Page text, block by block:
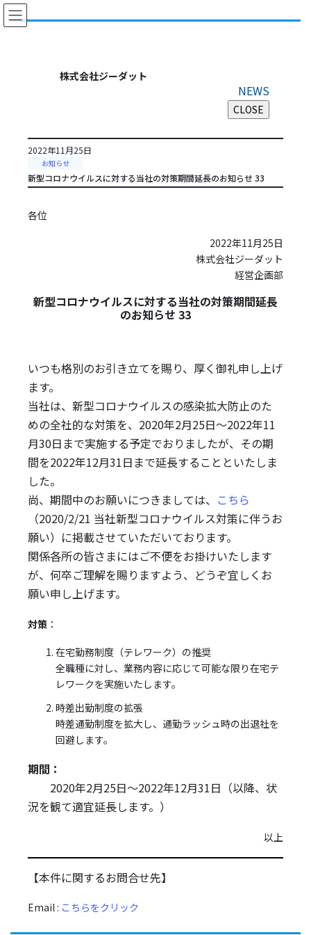
コ
ン
ナ
ビ
株式会社ジーダット
NEWS
2022年11月25日
お知らせ
新型コロナウイルスに対する当社の対策期間延長のお知らせ 33
各位
2022年11月25日
株式会社ジーダット
経営企画部
新型コロナウイルスに対する当社の対策期間延長
のお知らせ 33
いつも格別のお引き立てを賜り、厚く御礼申し上げ
ます。
当社は、新型コロナウイルスの感染拡大防止のた
めの全社的な対策を、2020年2月25日～2022年11
月30日まで実施する予定でおりましたが、その期
間を2022年12月31日まで延長することといたしま
した。
尚、期間中のお願いにつきましては、 こちら
（2020/2/21 当社新型コロナウイルス対策に伴うお
願い）に掲載させていただいております。
関係各所の皆さまにはご不便をお掛けいたします
が、何卒ご理解を賜りますよう、どうぞ宜しくお
願い申し上げます。
対策 ：
在宅勤務制度（テレワーク）の推奨
全職種に対し、業務内容に応じて可能な限り在宅テ
レワークを実施いたします。
時差出勤制度の拡張
時差通勤制度を拡大し、通勤ラッシュ時の出退社を
回避します。
期間：
2020年2月25日～2022年12月31日（以降、状
況を観て適宜延長します。）
以上
【本件に関するお問合せ先】
Email : こちらをクリック